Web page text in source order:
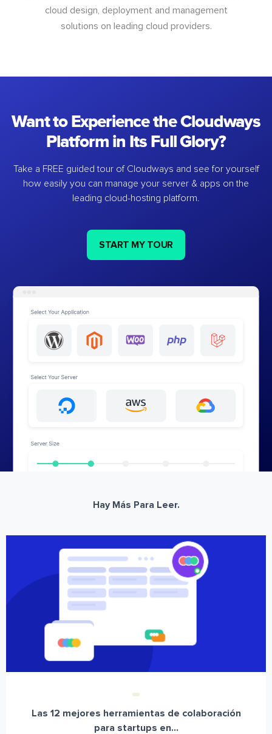
cloud design, deployment and management
solutions on leading cloud providers.
Want to Experience the Cloudways
Platform in Its Full Glory?
Take a FREE guided tour of Cloudways and see for yourself
how easily you can manage your server & apps on the
leading cloud-hosting platform.
START MY TOUR
Hay Más Para Leer.
Las 12 mejores herramientas de colaboración
para startups en...